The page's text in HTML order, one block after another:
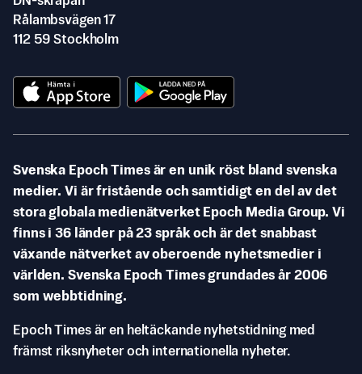
Rålambsvägen 17
112 59 Stockholm
Svenska Epoch Times är en unik röst bland svenska
medier. Vi är fristående och samtidigt en del av det
stora globala medienätverket Epoch Media Group. Vi
finns i 36 länder på 23 språk och är det snabbast
växande nätverket av oberoende nyhetsmedier i
världen. Svenska Epoch Times grundades år 2006
som webbtidning.
Epoch Times är en heltäckande nyhetstidning med
främst riksnyheter och internationella nyheter.